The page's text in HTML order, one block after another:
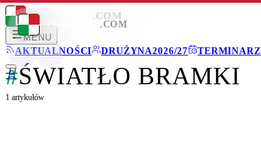
LEGIONISCI .COM
MENU
AKTUALNOŚCI
DRUŻYNA2026/27 TERMINARZ
LEGIONISCI .COM
#ŚWIATŁO BRAMKI
1 artykułów